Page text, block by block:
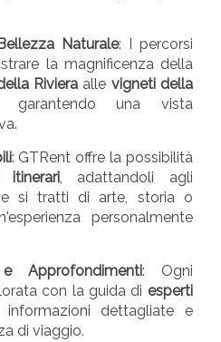
Naturale: I percorsi
la magnificenza della
Riviera alle vigneti della
garantendo una vista
: GTRent offre la possibilità
itinerari , adattandoli agli
si tratti di arte, storia o
personalmente
: Ogni
con la guida di esperti
informazioni dettagliate e
di viaggio.